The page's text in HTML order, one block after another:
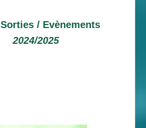
Sorties / Evènements
2024/2025